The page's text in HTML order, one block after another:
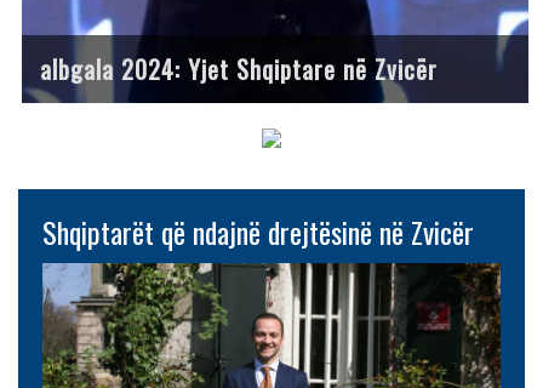
albgala 2024: Yjet Shqiptare në Zvicër
Shqiptarët që ndajnë drejtësinë në Zvicër